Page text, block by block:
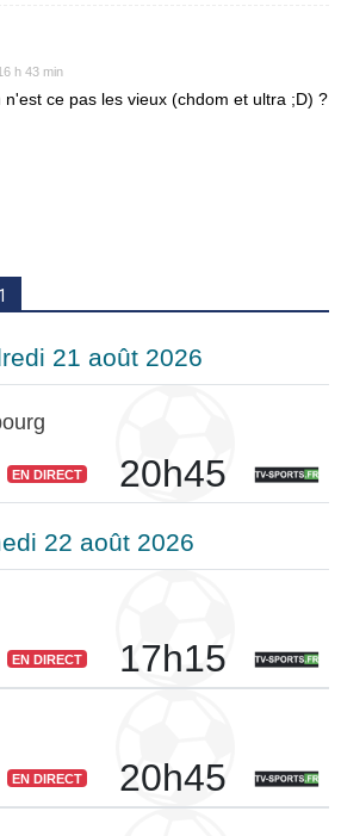
h 43 min
n'est ce pas les vieux (chdom et ultra ;D) ?